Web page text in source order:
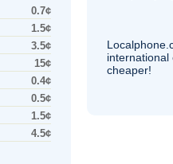
0.7¢
1.5¢
3.5¢
15¢
0.4¢
0.5¢
1.5¢
4.5¢
international
cheaper!